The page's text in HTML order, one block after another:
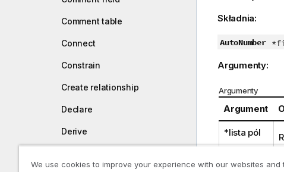
Comment table
Connect
Constrain
Create relationship
Declare
Derive
Składnia:
AutoNumber
Argumenty:
Argumenty
Argument
*lista pól
We use cookies to improve your experience with our websites and